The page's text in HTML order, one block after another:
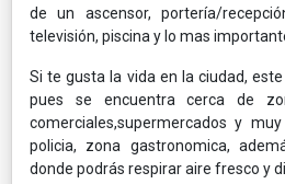
de un ascensor, portería/
televisión, piscina y lo mas
Si te gusta la vida en la ciudad,
pues se encuentra cerca de
comerciales,supermercados y
policia, zona gastronomica,
donde podrás respirar aire fresco y